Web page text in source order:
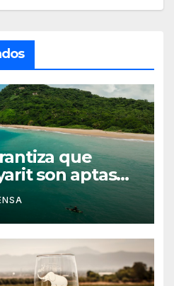
que
son aptas